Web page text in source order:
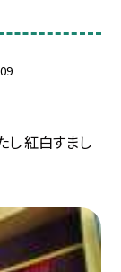
し 紅白すまし